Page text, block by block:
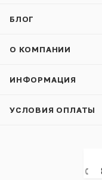
БЛОГ
О КОМПАНИИ
ИНФОРМАЦИЯ
УСЛОВИЯ ОПЛАТЫ